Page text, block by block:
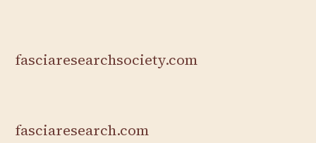
fasciaresearchsociety.com
fasciaresearch.com